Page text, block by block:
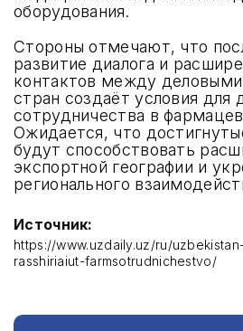
оборудования.
Стороны отмечают, что
развитие диалога и
контактов между
стран создаёт условия для
сотрудничества в
Ожидается, что
будут способствовать
экспортной географии и
регионального
Источник:
https://www.uzdaily.uz/ru/
rasshiriaiut-farmsotrudnichestvo/